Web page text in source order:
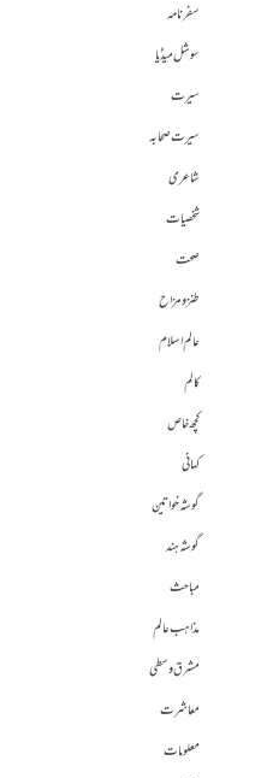
سفرنامہ
سوشل میڈیا
سیرت
سیرت صحابہ
شاعری
شخصیات
صحت
طنز و مزاح
عالم اسلام
کالم
کچھ خاص
کہانی
گوشہ خواتین
گوشہ ہند
مباحث
مذاہب عالم
مشرق وسطی
معاشرت
معلومات